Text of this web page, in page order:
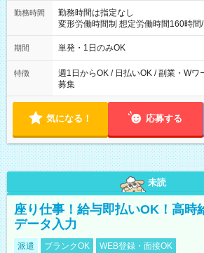
勤務時間
勤務時間は指定なし
変形労働時間制 想定労働時間160時間/月 【シフト例】 ・8
～21：00
期間 単発・1日のみOK
特徴
週1日からOK / 日払いOK / 副業・Wワ
募集
気になる！ 応募する
未読
座り仕事！給与即払いOK！高時
データ入力
派遣 ブランクOK WEB登録・面接OK